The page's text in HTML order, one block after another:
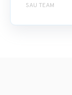
SAU TEAM